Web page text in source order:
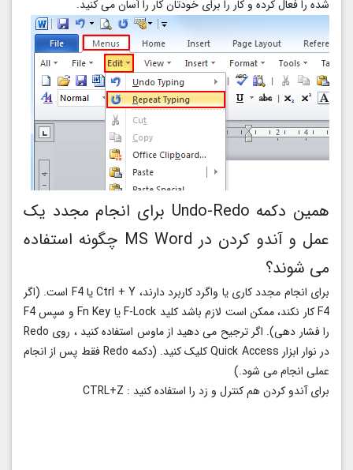
شده را فعال کرده و کار را برای خودتان کار را آسان می کنید.
همین دکمه Undo-Redo برای انجام مجدد یک
عمل و آندو کردن در MS Word چگونه استفاده
می شوند؟
برای انجام مجدد کاری یا واگرد کاربرد دارند، Ctrl + Y یا F4 است. (اگر
F4 کار نکند، ممکن است لازم باشد کلید F-Lock یا Fn Key و سپس F4
را فشار دهی). اگر ترجیح می دهید از ماوس استفاده کنید ، روی Redo
در نوار ابزار Quick Access کلیک کنید. (دکمه Redo فقط پس از انجام
عملی انجام می شود.)
برای آندو کردن هم کنترل و زد را استفاده کنید : CTRL+Z